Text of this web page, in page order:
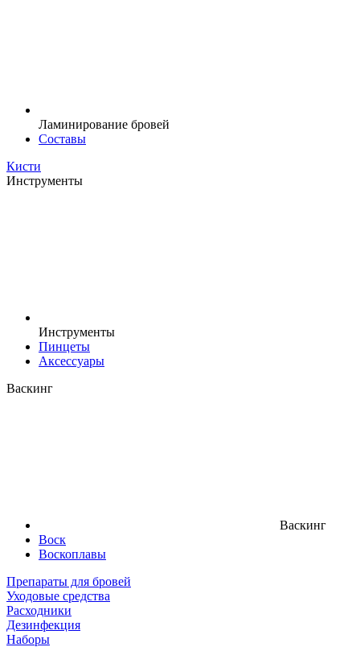
Ламинирование бровей
Составы
Кисти
Инструменты
Инструменты
Пинцеты
Аксессуары
Васкинг
Васкинг
Воск
Воскоплавы
Препараты для бровей
Уходовые средства
Расходники
Дезинфекция
Наборы